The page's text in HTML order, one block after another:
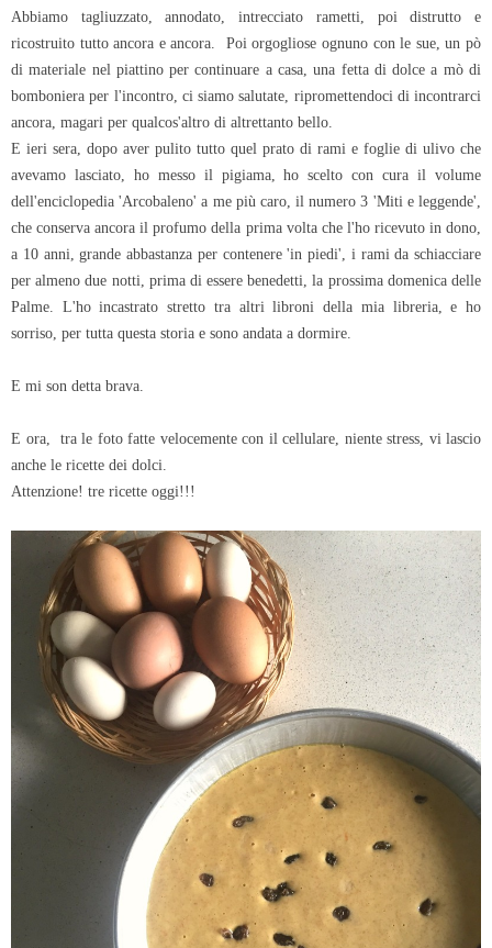
Abbiamo tagliuzzato, annodato, intrecciato rametti, poi distrutto e
ricostruito tutto ancora e ancora. Poi orgogliose ognuno con le sue, un pò
di materiale nel piattino per continuare a casa, una fetta di dolce a mò di
bomboniera per l'incontro, ci siamo salutate, ripromettendoci di incontrarci
ancora, magari per qualcos'altro di altrettanto bello.
E ieri sera, dopo aver pulito tutto quel prato di rami e foglie di ulivo che
avevamo lasciato, ho messo il pigiama, ho scelto con cura il volume
dell'enciclopedia 'Arcobaleno' a me più caro, il numero 3 'Miti e leggende',
che conserva ancora il profumo della prima volta che l'ho ricevuto in dono,
a 10 anni, grande abbastanza per contenere 'in piedi', i rami da schiacciare
per almeno due notti, prima di essere benedetti, la prossima domenica delle
Palme. L'ho incastrato stretto tra altri libroni della mia libreria, e ho
sorriso, per tutta questa storia e sono andata a dormire.
E mi son detta brava.
E ora, tra le foto fatte velocemente con il cellulare, niente stress, vi lascio
anche le ricette dei dolci.
Attenzione! tre ricette oggi!!!